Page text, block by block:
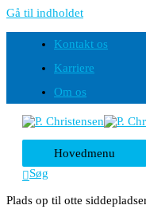
Gå til indholdet
Kontakt os
Karriere
Om os
Hovedmenu
Søg
Plads op til otte